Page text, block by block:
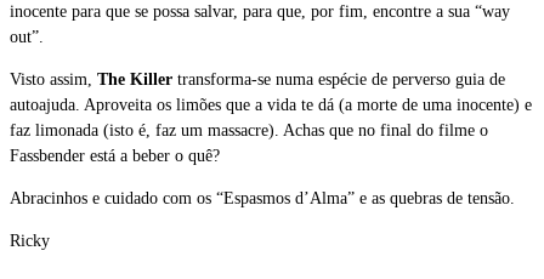
inocente para que se possa salvar, para que, por fim, encontre a sua “way
out”.
Visto assim, The Killer transforma-se numa espécie de perverso guia de
autoajuda. Aproveita os limões que a vida te dá (a morte de uma inocente) e
faz limonada (isto é, faz um massacre). Achas que no final do filme o
Fassbender está a beber o quê?
Abracinhos e cuidado com os “Espasmos d’Alma” e as quebras de tensão.
Ricky